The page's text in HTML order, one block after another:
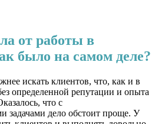
от работы в
было на самом деле?
искать клиентов, что, как и в
определенной репутации и опыта
что с
задачами дело обстоит проще. У